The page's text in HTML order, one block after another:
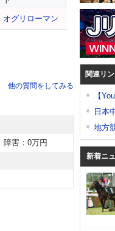
オグリローマン
他の質問をしてみる
障害：0万円
関連リン
【
日本
地方
新着ニ